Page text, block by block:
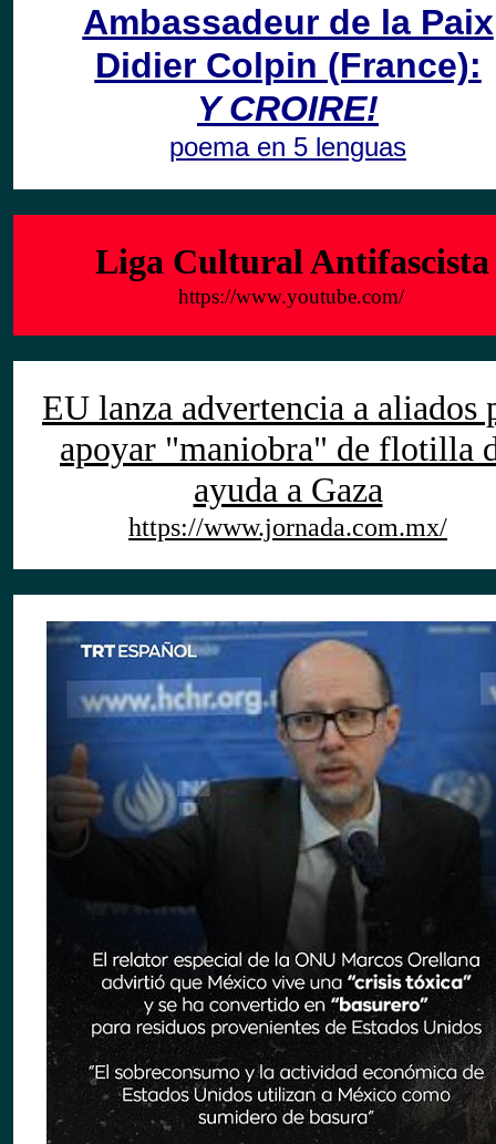
Ambassadeur de la Paix
Didier Colpin (France):
Y CROIRE!
poema en 5 lenguas
Liga Cultural Antifascista
https://www.youtube.com/
EU lanza advertencia a aliados
apoyar "maniobra" de flotilla
ayuda a Gaza
https://www.jornada.com.mx/